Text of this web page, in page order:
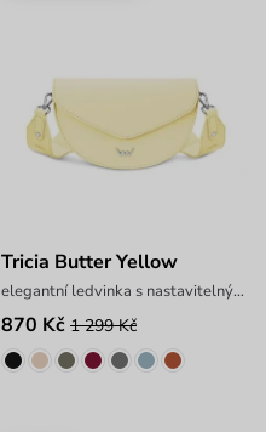
Tricia Butter Yellow
elegantní ledvinka s nastavitelným popruhem
870 Kč 1 299 Kč